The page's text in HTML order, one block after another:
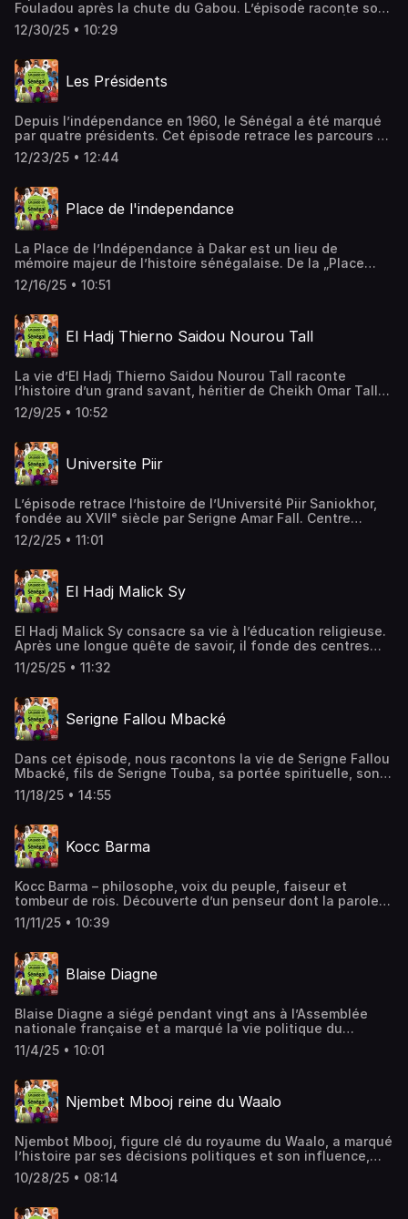
Fouladou après la chute du Gabou. L’épisode raconte son
combat pour libérer les Peuls et la naissance d’un État qui
s’étendait sur le Sénégal, la Gambie et la Guinée-Bissau.
12/30/25 • 10:29
Les Présidents
Depuis l’indépendance en 1960, le Sénégal a été marqué
par quatre présidents. Cet épisode retrace les parcours de
vie et les carrières politiques de Léopold Sédar Senghor
(1960-1980), Abdou Diouf (1981-2000), Abdoulaye Wade
12/23/25 • 12:44
Place de l'independance
La Place de l’Indépendance à Dakar est un lieu de
mémoire majeur de l’histoire sénégalaise. De la „Place
Protet“ coloniale aux revendications de 1958, au
changement de nom en 1960 et à son rôle lors de la fête
du pays.
12/16/25 • 10:51
El Hadj Thierno Saidou Nourou Tall
La vie d’El Hadj Thierno Saidou Nourou Tall raconte
l’histoire d’un grand savant, héritier de Cheikh Omar Tall
et figure du dialogue entre l’islam et le christianisme,
dont l’héritage incarne encore aujourd’hui la paix en
12/9/25 • 10:52
Universite Piir
L’épisode retrace l’histoire de l’Université Piir Saniokhor,
fondée au XVIIᵉ siècle par Serigne Amar Fall. Centre
majeur d’études islamiques, elle a marqué la Sénégambie
et formé des figures comme Abdoul Kader Kane et Maba
12/2/25 • 11:01
El Hadj Malick Sy
El Hadj Malick Sy consacre sa vie à l’éducation religieuse.
Après une longue quête de savoir, il fonde des centres
d'enseignement, diffuse la Tijaniyya et instaure la
célébration du Maouloud au Sénégal.
11/25/25 • 11:32
Serigne Fallou Mbacké
Dans cet épisode, nous racontons la vie de Serigne Fallou
Mbacké, fils de Serigne Touba, sa portée spirituelle, son
influence sur Touba et son héritage en tant que deuxième
khalife des mourides.
11/18/25 • 14:55
Kocc Barma
Kocc Barma – philosophe, voix du peuple, faiseur et
tombeur de rois. Découverte d’un penseur dont la parole
éclaire encore la sagesse sénégalaise.
11/11/25 • 10:39
Blaise Diagne
Blaise Diagne a siégé pendant vingt ans à l’Assemblée
nationale française et a marqué la vie politique du
Sénégal au début du XXe siècle. Cet épisode retrace son
ascension politique, son rôle dans le système colonial et
11/4/25 • 10:01
Njembet Mbooj reine du Waalo
Njembot Mbooj, figure clé du royaume du Waalo, a marqué
l’histoire par ses décisions politiques et son influence,
malgré les contraintes patriarcales, dans un contexte de
bouleversements coloniaux.
10/28/25 • 08:14